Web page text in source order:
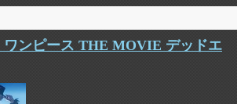
ワンピース THE MOVIE デッドエ